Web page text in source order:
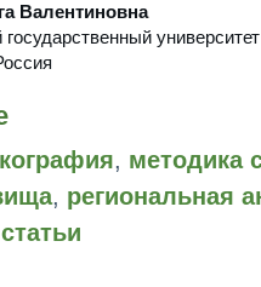
Валентиновна
университет
, методика
, региональная